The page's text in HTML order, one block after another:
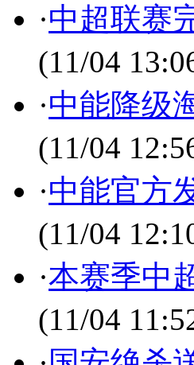
·中超联赛
(11/04
·中能降级
(11/04
·中能官方
(11/04
·本赛季中
(11/04